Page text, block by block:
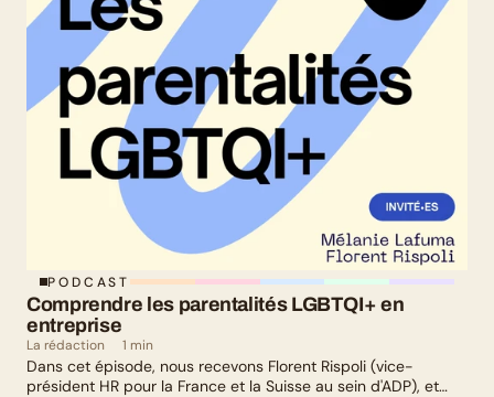
PODCAST
Comprendre les parentalités LGBTQI+ en
entreprise
La rédaction 1 min
Dans cet épisode, nous recevons Florent Rispoli (vice-
président HR pour la France et la Suisse au sein d'ADP), et